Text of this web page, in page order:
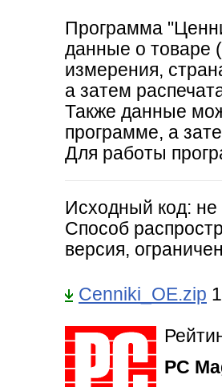
Программа
данные о товаре
измерения,
а затем
Также данные
программе, а
Для работы
Исходный код: не
Способ
версия,
Cenniki_OE.zip
PC